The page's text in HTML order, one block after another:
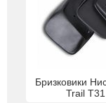
Бризковики
Trail T31